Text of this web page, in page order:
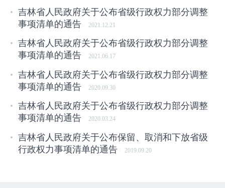
吉林省人民政府关于公布省级行政权力部分调整
事项清单的通告
2021.12.21
吉林省人民政府关于公布省级行政权力部分调整
事项清单的通告
2021.06.17
吉林省人民政府关于公布省级行政权力部分调整
事项清单的通告
2020.09.30
吉林省人民政府关于公布省级行政权力部分调整
事项清单的通告
2020.03.24
吉林省人民政府关于公布保留、取消和下放省级
行政权力事项清单的通告
2019.09.20